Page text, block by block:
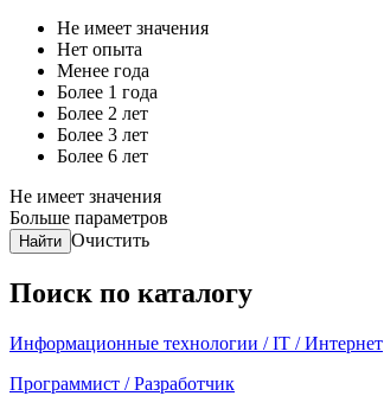
Не имеет значения
Нет опыта
Менее года
Более 1 года
Более 2 лет
Более 3 лет
Более 6 лет
Не имеет значения
Больше параметров
Найти Очистить
Поиск по каталогу
Информационные технологии / IT / Интернет
Программист / Разработчик